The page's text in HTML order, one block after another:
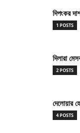
দিপংকর
1 POSTS
দিলারা
2 POSTS
দেলোয়ার
4 POSTS